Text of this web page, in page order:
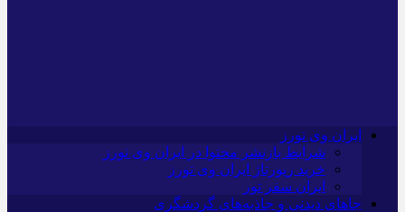
ایران وی تورز
شرایط بازنشر محتوا در ایران وی تورز
خرید رپورتاژ ایران وی تورز
ایران سفر تور
جاهای دیدنی و جاذبه‌های گردشگری